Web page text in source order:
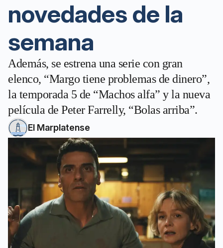
novedades de la
semana
Además, se estrena una serie con gran
elenco, “Margo tiene problemas de dinero”,
la temporada 5 de “Machos alfa” y la nueva
película de Peter Farrelly, “Bolas arriba”.
El Marplatense